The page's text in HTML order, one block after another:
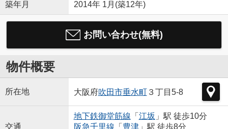
築年月 2014年 1月(築12年)
お問い合わせ(無料)
物件概要
所在地 大阪府吹田市垂水町３丁目5-8
交通
地下鉄御堂筋線 「 江坂 」駅 徒歩10分
阪急千里線 「 豊津」駅 徒歩8分